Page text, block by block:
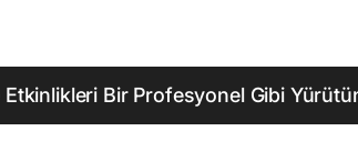
Etkinlikleri Bir Profesyonel Gibi